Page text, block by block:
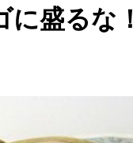
盛るな！